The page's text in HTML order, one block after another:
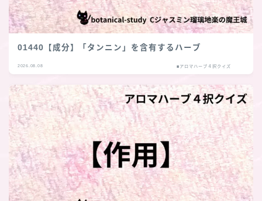
01440【成分】「タンニン」を含有するハーブ
2026.08.08 ■アロマハーブ４択クイズ